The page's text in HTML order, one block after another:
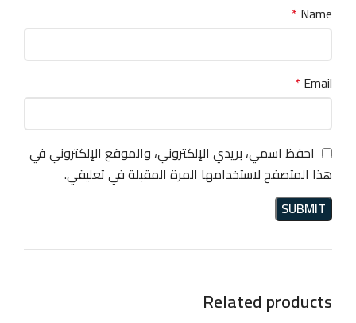
Name
*
Email
*
احفظ اسمي، بريدي الإلكتروني، والموقع الإلكتروني في
هذا المتصفح لاستخدامها المرة المقبلة في تعليقي.
Related products